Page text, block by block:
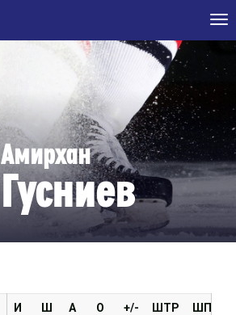
Амирхан
Гусниев
И Ш А О +/- ШТР ШП